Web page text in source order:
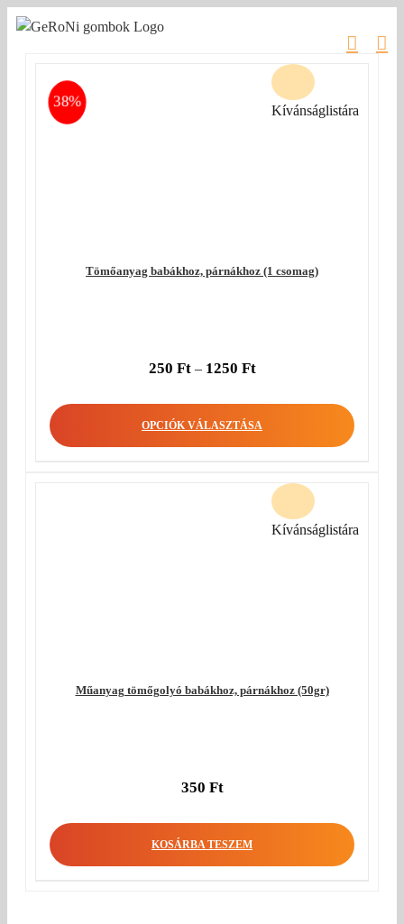
Kihagyás
38%
Tömőanyag babákhoz, párnákhoz (1 csomag)
250 Ft– 1250 Ft
OPCIÓK VÁLASZTÁSA
Kívánságlistára
Műanyag tömőgolyó babákhoz, párnákhoz (50gr)
350 Ft
KOSÁRBA TESZEM
Kívánságlistára